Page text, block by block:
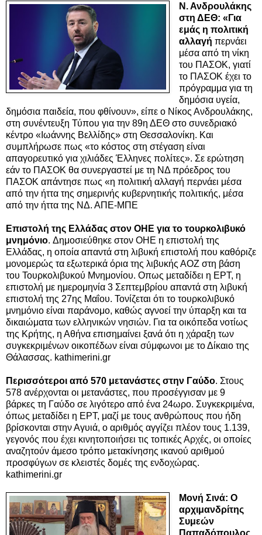
Ν. Ανδρουλάκης
στη ΔΕΘ: «Για
εμάς η πολιτική
αλλαγή περνάει
μέσα από τη νίκη
του ΠΑΣΟΚ, γιατί
το ΠΑΣΟΚ έχει το
πρόγραμμα για τη
δημόσια υγεία,
δημόσια παιδεία, που φθίνουν», είπε ο Νίκος Ανδρουλάκης,
στη συνέντευξη Τύπου για την 89η ΔΕΘ στο συνεδριακό
κέντρο «Ιωάννης Βελλίδης» στη Θεσσαλονίκη. Και
συμπλήρωσε πως «το κόστος στη στέγαση είναι
απαγορευτικό για χιλιάδες Έλληνες πολίτες». Σε ερώτηση
εάν το ΠΑΣΟΚ θα συνεργαστεί με τη ΝΔ πρόεδρος του
ΠΑΣΟΚ απάντησε πως «η πολιτική αλλαγή περνάει μέσα
από την ήττα της σημερινής κυβερνητικής πολιτικής, μέσα
από την ήττα της ΝΔ. ΑΠΕ-ΜΠΕ
Επιστολή της Ελλάδας στον ΟΗΕ για το τουρκολιβυκό
μνημόνιο. Δημοσιεύθηκε στον ΟΗΕ η επιστολή της
Ελλάδας, η οποία απαντά στη λιβυκή επιστολή που καθόριζε
μονομερώς τα εξωτερικά όρια της λιβυκής ΑΟΖ στη βάση
του Τουρκολιβυκού Μνημονίου. Οπως μεταδίδει η ΕΡΤ, η
επιστολή με ημερομηνία 3 Σεπτεμβρίου απαντά στη λιβυκή
επιστολή της 27ης Μαΐου. Τονίζεται ότι το τουρκολιβυκό
μνημόνιο είναι παράνομο, καθώς αγνοεί την ύπαρξη και τα
δικαιώματα των ελληνικών νησιών. Για τα οικόπεδα νοτίως
της Κρήτης, η Αθήνα επισημαίνει ξανά ότι η χάραξη των
συγκεκριμένων οικοπέδων είναι σύμφωνοι με το Δίκαιο της
Θάλασσας. kathimerini.gr
Περισσότεροι από 570 μετανάστες στην Γαύδο. Στους
578 ανέρχονται οι μετανάστες, που προσέγγισαν με 9
βάρκες τη Γαύδο σε λιγότερο από ένα 24ωρο. Συγκεκριμένα,
όπως μεταδίδει η ΕΡΤ, μαζί με τους ανθρώπους που ήδη
βρίσκονται στην Αγυιά, ο αριθμός αγγίζει πλέον τους 1.139,
γεγονός που έχει κινητοποιήσει τις τοπικές Αρχές, οι οποίες
αναζητούν άμεσο τρόπο μετακίνησης ικανού αριθμού
προσφύγων σε κλειστές δομές της ενδοχώρας.
kathimerini.gr
Μονή Σινά: Ο
αρχιμανδρίτης
Συμεών
Παπαδόπουλος